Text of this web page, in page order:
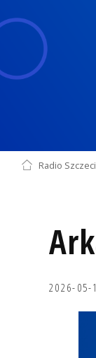
Radio
2026-05-